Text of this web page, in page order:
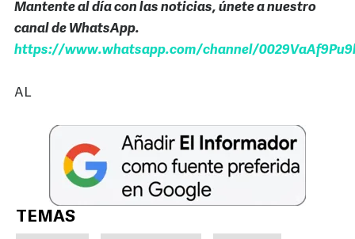
Mantente al día con las noticias, únete a nuestro
canal de WhatsApp.
https://www.whatsapp.com/channel/
AL
TEMAS